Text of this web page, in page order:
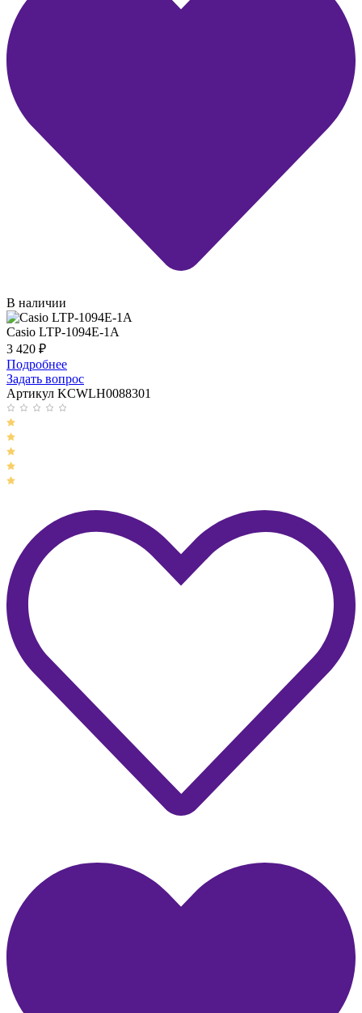
В наличии
Casio LTP-1094E-1A
3 420 ₽
Подробнее
Задать вопрос
Артикул KCWLH0088301